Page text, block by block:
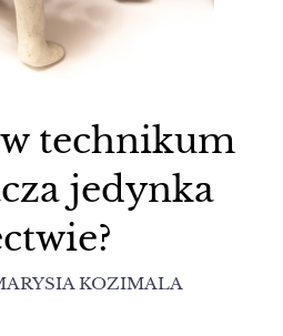
technikum
jedynka
KOZIMALA